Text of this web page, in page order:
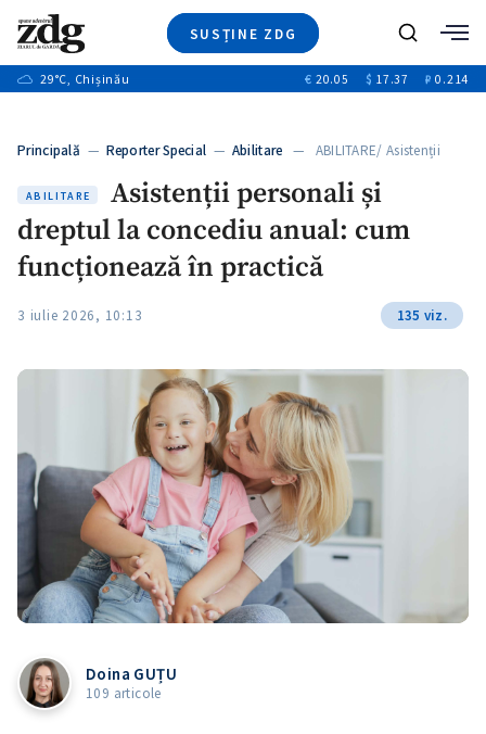
SUSȚINE ZDG
Ştiri
+6
Video
Special
+1
+1
Blog
+2
Caută
29°C, Chișinău € 20.05 $ 17.37 ₽ 0.214
Principală — Reporter Special — Abilitare — ABILITARE/ Asistenții
ABILITARE
Asistenții personali și
dreptul la concediu anual: cum
funcționează în practică
3 iulie 2026, 10:13 135 viz.
Doina GUȚU
109 articole